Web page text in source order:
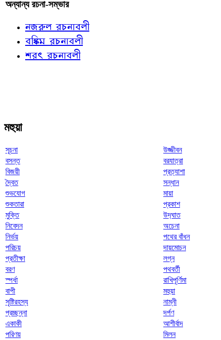
অন্যান্য রচনা-সম্ভার
নজরুল রচনাবলী
বঙ্কিম রচনাবলী
শরৎ রচনাবলী
মহুয়া
সূচনা
উজ্জীবন
বসন্ত
বরযাত্রা
বিজয়ী
প্রত্যাশা
দ্বৈত
সন্ধান
শুভযোগ
মায়া
শুকতারা
প্রকাশ
মুক্তি
উদ‌্ঘাত
নিবেদন
অচেনা
নির্ভয়
পথের বাঁধন
পরিচয়
দায়মোচন
প্রতীক্ষা
লগ্ন
বরণ
পথবর্তী
স্পর্ধা
রাখিপূর্ণিমা
বাপী
মহুয়া
সৃষ্টিরহস্য
নাম্নী
প্রচ্ছন্না
দর্পণ
একাকী
আশীর্বাদ
পরিণয়
মিলন